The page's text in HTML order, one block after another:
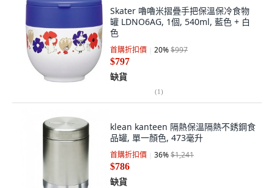
Skater 嚕嚕米摺疊手把保溫保冷食物
罐 LDNO6AG, 1個, 540ml, 藍色 + 白
色
首購折扣價 20%$997
$797
缺貨
(1)
klean kanteen 隔熱保溫隔熱不銹鋼食
品罐, 單一顏色, 473毫升
首購折扣價 36%$1,241
$786
缺貨